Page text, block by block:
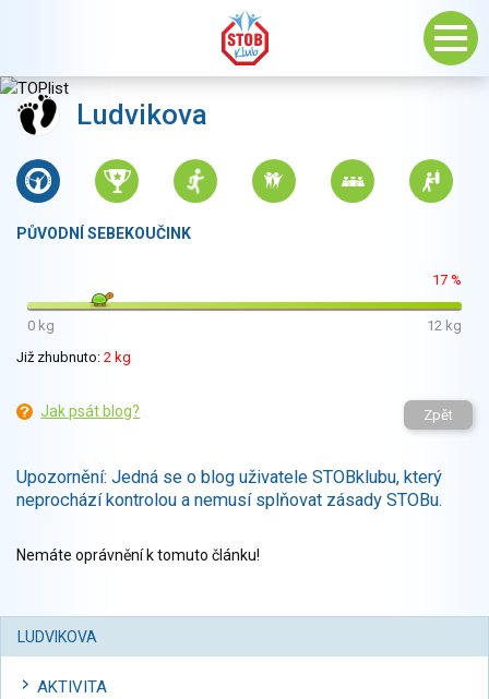
Ludvikova
PŮVODNÍ SEBEKOUČINK
17 %
0 kg
12 kg
Již zhubnuto: 2 kg
Jak psát blog? Zpět
Upozornění: Jedná se o blog uživatele STOBklubu, který
neprochází kontrolou a nemusí splňovat zásady STOBu.
Nemáte oprávnění k tomuto článku!
LUDVIKOVA
AKTIVITA